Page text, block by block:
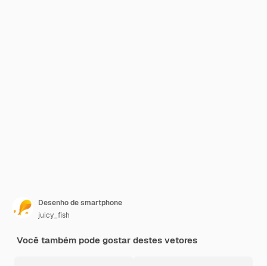
Desenho de smartphone
juicy_fish
Você também pode gostar destes vetores